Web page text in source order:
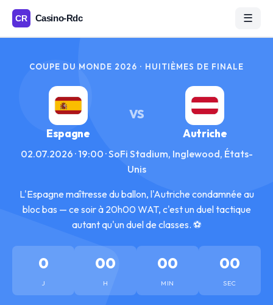
☰
COUPE DU MONDE 2026 · HUITIÈMES DE FINALE
Espagne
VS
Autriche
02.07.2026 · 19:00 · SoFi Stadium, Inglewood, États-
Unis
L'Espagne maîtresse du ballon, l'Autriche condamnée au
bloc bas — ce soir à 20h00 WAT, c'est un duel tactique
autant qu'un duel de classes. ⚽
0
J
00
H
00
MIN
00
SEC